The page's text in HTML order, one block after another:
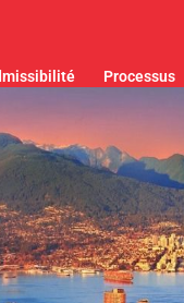
Processus